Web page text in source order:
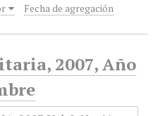
Fecha de agregación
2007, Año